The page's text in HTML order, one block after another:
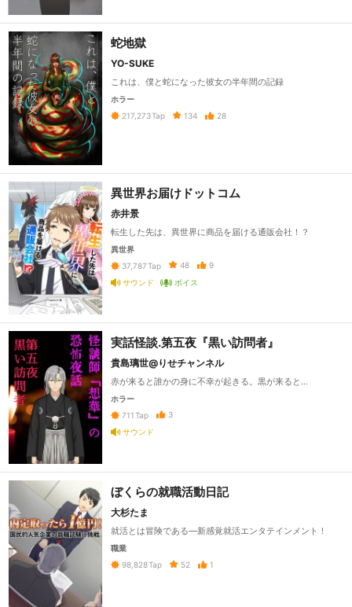
蛇地獄
YO-SUKE
これは、僕と蛇になった彼女の半年間の記録
ホラー
217,273Tap 134 28
異世界お届けドットコム
赤井景
転生した先は、異世界に商品を届ける通販会社！？
異世界
37,787 Tap 48
9
サウンド
ボイス
実話怪談.第五夜『黒い訪問者』
貴島璃世@りせチャンネル
赤が来ると誰かの身に不幸が起きる。黒が来ると…
ホラー
711 Tap
3
サウンド
ぼくらの就職活動日記
大杉たま
就活とは冒険である—新感覚就活エンタテインメント！
職業
98,828Tap 52 1